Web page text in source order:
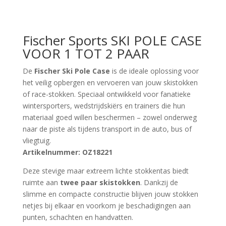
Fischer Sports SKI POLE CASE
VOOR 1 TOT 2 PAAR
De Fischer Ski Pole Case is de ideale oplossing voor
het veilig opbergen en vervoeren van jouw skistokken
of race-stokken. Speciaal ontwikkeld voor fanatieke
wintersporters, wedstrijdskiërs en trainers die hun
materiaal goed willen beschermen – zowel onderweg
naar de piste als tijdens transport in de auto, bus of
vliegtuig.
Artikelnummer: OZ18221
Deze stevige maar extreem lichte stokkentas biedt
ruimte aan twee paar skistokken. Dankzij de
slimme en compacte constructie blijven jouw stokken
netjes bij elkaar en voorkom je beschadigingen aan
punten, schachten en handvatten.